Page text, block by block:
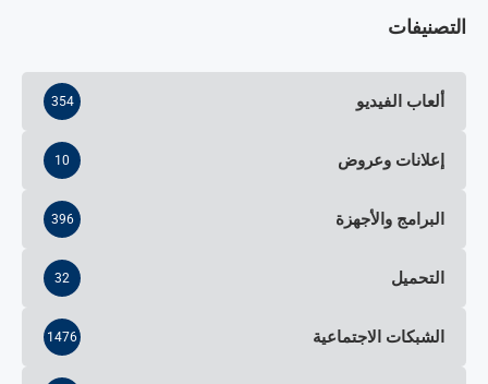
التصنيفات
ألعاب الفيديو 354
إعلانات وعروض 10
البرامج والأجهزة 396
التحميل 32
الشبكات الاجتماعية 1476